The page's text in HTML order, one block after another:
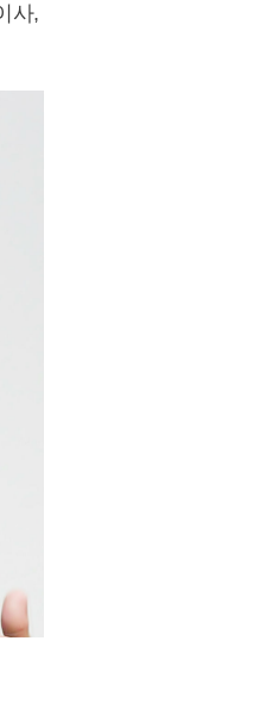
사,